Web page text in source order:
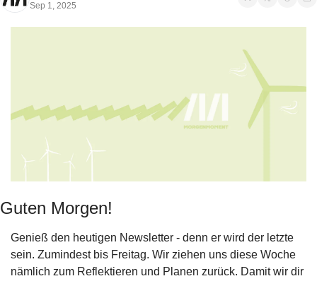
Sep 1, 2025
Guten Morgen!
Genieß den heutigen Newsletter - denn er wird der letzte
sein. Zumindest bis Freitag. Wir ziehen uns diese Woche
nämlich zum Reflektieren und Planen zurück. Damit wir dir